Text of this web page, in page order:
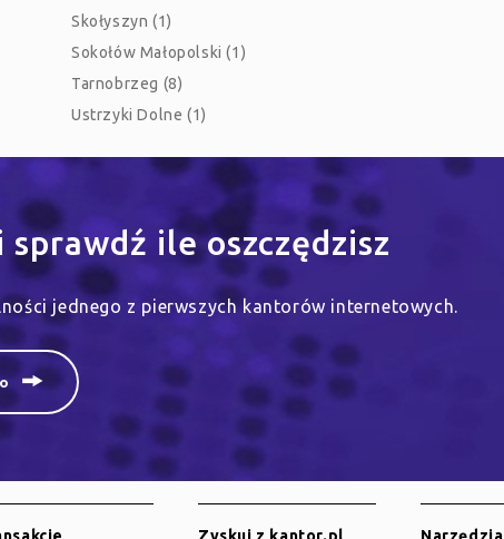
Skołyszyn (1)
Sokołów Małopolski (1)
Tarnobrzeg (8)
Ustrzyki Dolne (1)
ile oszczędzisz
jednego z pierwszych kantorów internetowych.